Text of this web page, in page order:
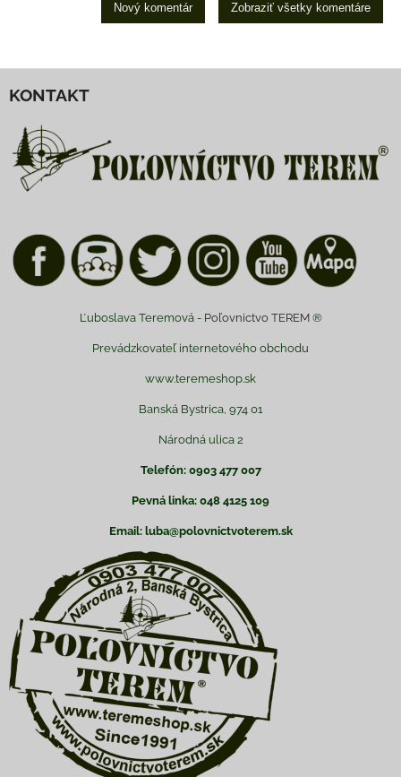
Zobraziť všetky komentáre
Nový komentár
KONTAKT
Ľuboslava Teremová - Poľovnictvo TEREM®
Prevádzkovateľ internetového obchodu
www.teremeshop.sk
Banská Bystrica, 974 01
Národná ulica 2
Telefón: 0903 477 007
Pevná linka: 048 4125 109
Email: luba@polovnictvoterem.sk